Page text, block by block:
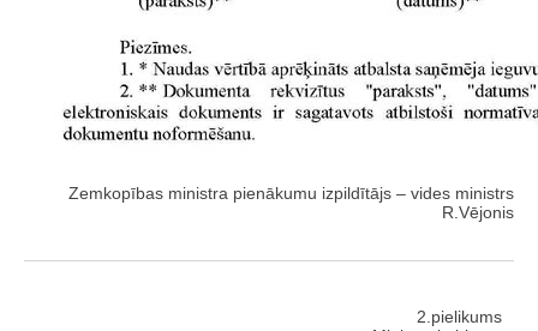
Zemkopības ministra pienākumu izpildītājs – vides ministrs
R.Vējonis
2.pielikums